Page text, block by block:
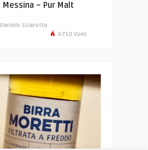
Messina – Pur Malt
Daniele Sciarotta
6710 Vues